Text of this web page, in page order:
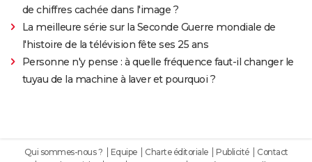
de chiffres cachée dans l'image ?
La meilleure série sur la Seconde Guerre mondiale de
l'histoire de la télévision fête ses 25 ans
Personne n'y pense : à quelle fréquence faut-il changer le
tuyau de la machine à laver et pourquoi ?
Qui sommes-nous ? Equipe Charte éditoriale Publicité
Contact